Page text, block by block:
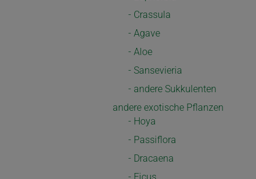
- Crassula
- Agave
- Aloe
- Sansevieria
- andere Sukkulenten
andere exotische Pflanzen
- Hoya
- Passiflora
- Dracaena